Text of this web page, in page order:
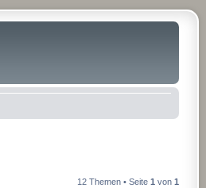
12 Themen • Seite1 von1